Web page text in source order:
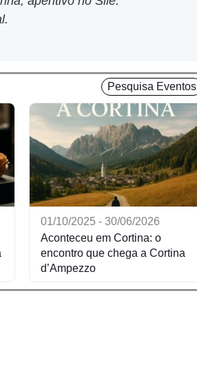
Pesquisa Eventos
01/10/2025 - 30/06/2026
Aconteceu em Cortina: o
encontro que chega a Cortina
d’Ampezzo